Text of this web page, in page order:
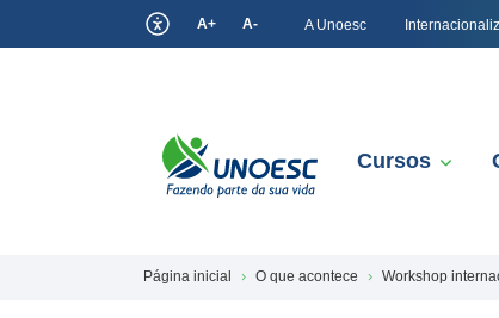
A+ A- A Unoesc
Cursos
Página inicial O que acontece Workshop